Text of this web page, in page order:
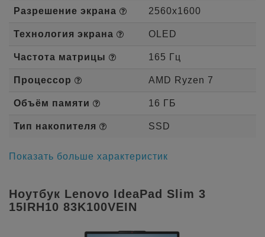
Разрешение экрана 2560x1600
Технология экрана OLED
Частота матрицы 165 Гц
Процессор AMD Ryzen 7
Объём памяти 16 ГБ
Тип накопителя SSD
Показать больше характеристик
Ноутбук Lenovo IdeaPad Slim 3
15IRH10 83K100VEIN